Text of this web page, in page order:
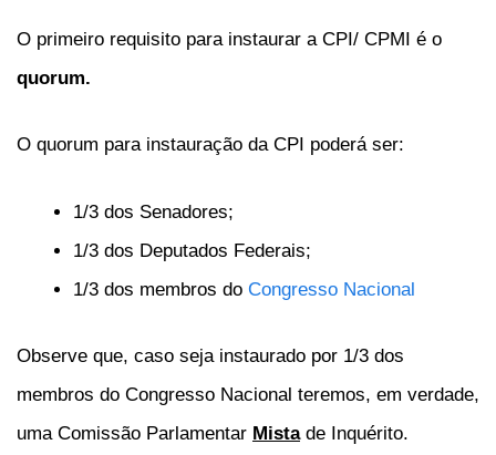
O primeiro requisito para instaurar a CPI/ CPMI é o
quorum.
O quorum para instauração da CPI poderá ser:
1/3 dos Senadores;
1/3 dos Deputados Federais;
1/3 dos membros do Congresso Nacional
Observe que, caso seja instaurado por 1/3 dos
membros do Congresso Nacional teremos, em verdade,
uma Comissão Parlamentar Mistade Inquérito.